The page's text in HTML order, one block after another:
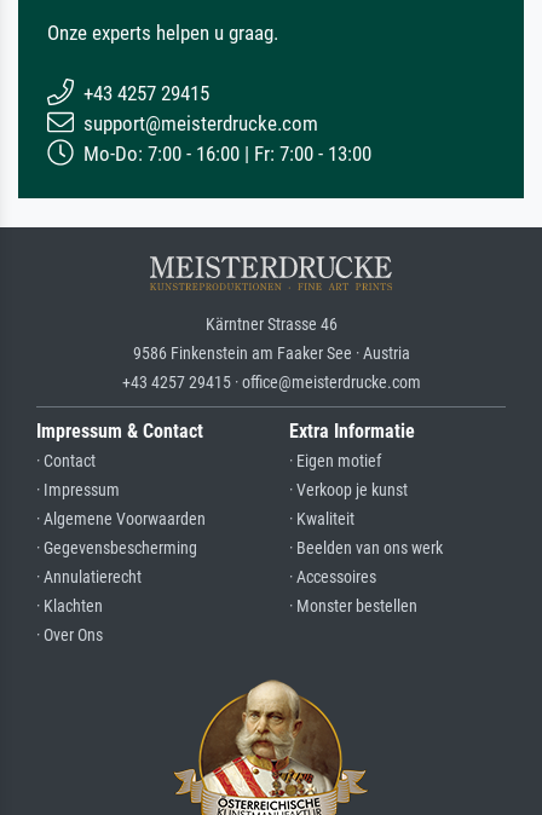
Onze experts helpen u graag.
+43 4257 29415
support@meisterdrucke.com
Mo-Do: 7:00 - 16:00 | Fr: 7:00 - 13:00
Kärntner Strasse 46
9586 Finkenstein am Faaker See · Austria
+43 4257 29415 · office@meisterdrucke.com
Impressum & Contact
· Contact
· Impressum
· Algemene Voorwaarden
· Gegevensbescherming
· Annulatierecht
· Klachten
· Over Ons
Extra Informatie
· Eigen motief
· Verkoop je kunst
· Kwaliteit
· Beelden van ons werk
· Accessoires
· Monster bestellen